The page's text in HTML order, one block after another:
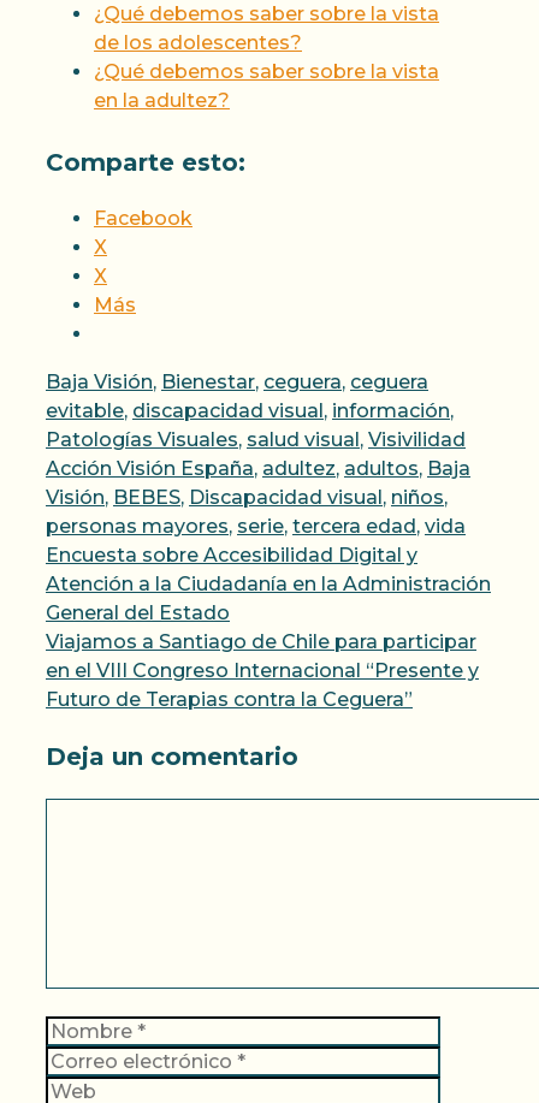
¿Qué debemos saber sobre la vista
de los adolescentes?
¿Qué debemos saber sobre la vista
en la adultez?
Comparte esto:
Facebook
X
X
Más
Categorías
Baja Visión, Bienestar, ceguera, ceguera
evitable, discapacidad visual, información,
Patologías Visuales, salud visual, Visivilidad
Acción Visión España, adultez, adultos, Baja
Visión, BEBES, Discapacidad visual, niños,
personas mayores, serie, tercera edad, vida
Encuesta sobre Accesibilidad Digital y
Atención a la Ciudadanía en la Administración
General del Estado
Viajamos a Santiago de Chile para participar
en el VIII Congreso Internacional “Presente y
Futuro de Terapias contra la Ceguera”
Deja un comentario
Nombre